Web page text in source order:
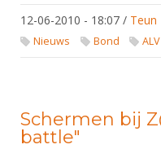
12-06-2010 - 18:07 / Teun
Nieuws Bond ALV
Schermen bij
battle"